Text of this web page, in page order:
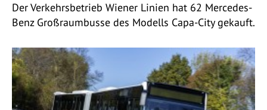
Der Verkehrsbetrieb Wiener Linien hat 62 Mercedes-
Benz Großraumbusse des Modells Capa-City gekauft.